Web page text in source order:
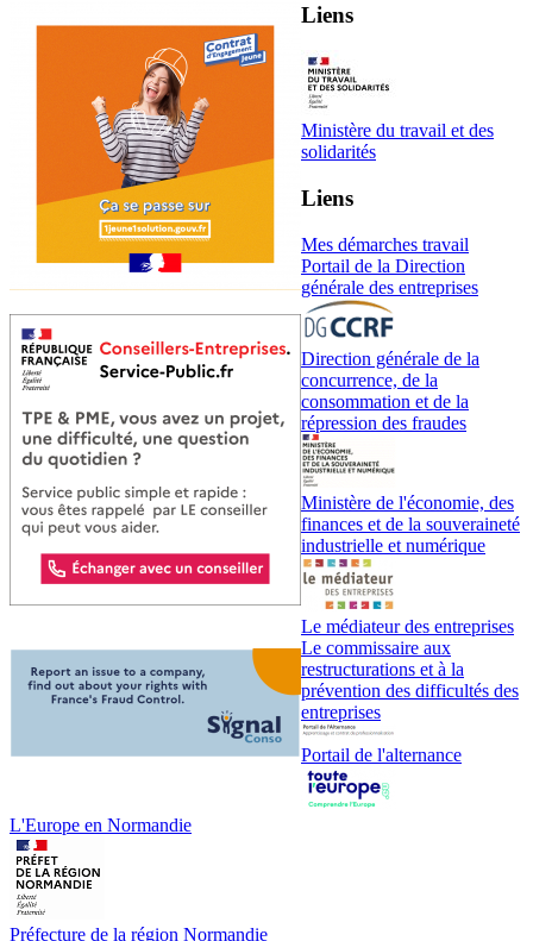
Liens
Ministère du travail et des
solidarités
Liens
Mes démarches travail
Portail de la Direction
générale des entreprises
Direction générale de la
concurrence, de la
consommation et de la
répression des fraudes
Ministère de l'économie, des
finances et de la souveraineté
industrielle et numérique
Le médiateur des entreprises
Le commissaire aux
restructurations et à la
prévention des difficultés des
entreprises
Portail de l'alternance
L'Europe en Normandie
Préfecture de la région Normandie